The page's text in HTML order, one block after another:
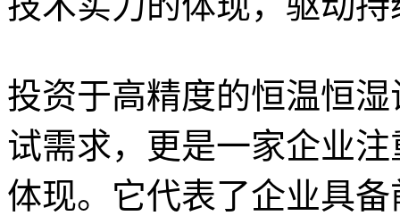
投资于高精度的恒温恒
试需求，更是一家企业
体现。它代表了企业具